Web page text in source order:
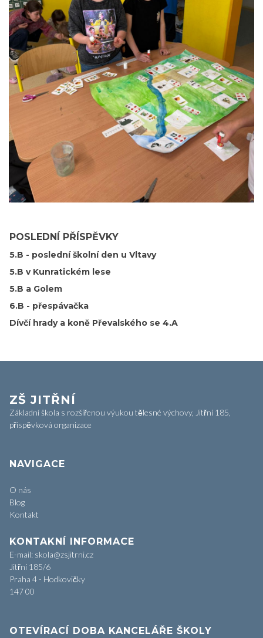
POSLEDNÍ PŘÍSPĚVKY
5.B - poslední školní den u Vltavy
5.B v Kunratickém lese
5.B a Golem
6.B - přespávačka
Dívčí hrady a koně Převalského se 4.A
ZŠ JITŘNÍ
Základní škola s rozšířenou výukou tělesné výchovy, Jitřní 185,
příspěvková organizace
NAVIGACE
O nás
Blog
Kontakt
KONTAKNÍ INFORMACE
E-mail: skola@zsjitrni.cz
Jitřní 185/6
Praha 4 - Hodkovičky
147 00
OTEVÍRACÍ DOBA KANCELÁŘE ŠKOLY